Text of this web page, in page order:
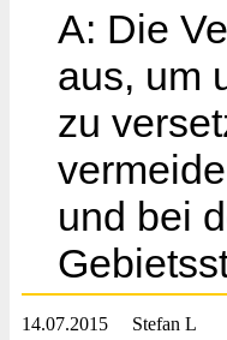
A: Die
aus, um
zu
und bei
14.07.2015 Stefan L